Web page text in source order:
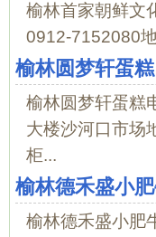
榆林首家朝鲜文
0912-7152080
榆林圆梦轩蛋糕
榆林圆梦轩蛋糕
大楼沙河口市场
柜...
榆林德禾盛小
榆林德禾盛小肥